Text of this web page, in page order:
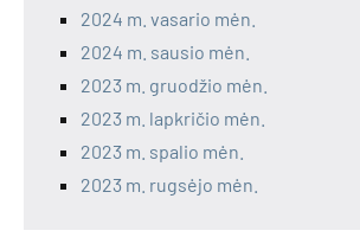
2024 m. vasario mėn.
2024 m. sausio mėn.
2023 m. gruodžio mėn.
2023 m. lapkričio mėn.
2023 m. spalio mėn.
2023 m. rugsėjo mėn.